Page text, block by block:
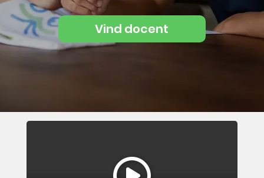
Vind docent